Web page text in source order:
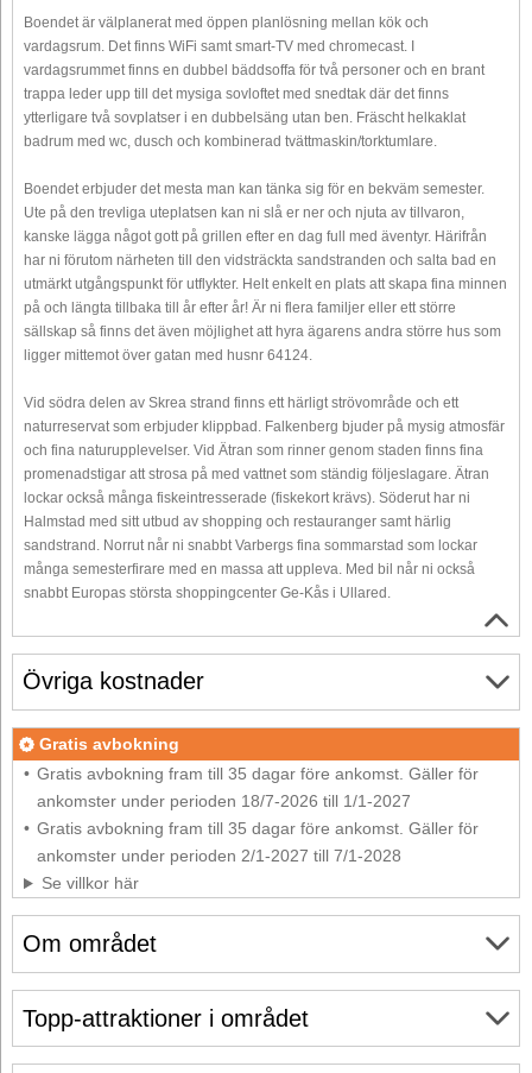
Boendet är välplanerat med öppen planlösning mellan kök och
vardagsrum. Det finns WiFi samt smart-TV med chromecast. I
vardagsrummet finns en dubbel bäddsoffa för två personer och en brant
trappa leder upp till det mysiga sovloftet med snedtak där det finns
ytterligare två sovplatser i en dubbelsäng utan ben. Fräscht helkaklat
badrum med wc, dusch och kombinerad tvättmaskin/torktumlare.
Boendet erbjuder det mesta man kan tänka sig för en bekväm semester.
Ute på den trevliga uteplatsen kan ni slå er ner och njuta av tillvaron,
kanske lägga något gott på grillen efter en dag full med äventyr. Härifrån
har ni förutom närheten till den vidsträckta sandstranden och salta bad en
utmärkt utgångspunkt för utflykter. Helt enkelt en plats att skapa fina minnen
på och längta tillbaka till år efter år! Är ni flera familjer eller ett större
sällskap så finns det även möjlighet att hyra ägarens andra större hus som
ligger mittemot över gatan med husnr 64124.
Vid södra delen av Skrea strand finns ett härligt strövområde och ett
naturreservat som erbjuder klippbad. Falkenberg bjuder på mysig atmosfär
och fina naturupplevelser. Vid Ätran som rinner genom staden finns fina
promenadstigar att strosa på med vattnet som ständig följeslagare. Ätran
lockar också många fiskeintresserade (fiskekort krävs). Söderut har ni
Halmstad med sitt utbud av shopping och restauranger samt härlig
sandstrand. Norrut når ni snabbt Varbergs fina sommarstad som lockar
många semesterfirare med en massa att uppleva. Med bil når ni också
snabbt Europas största shoppingcenter Ge-Kås i Ullared.
Om området
Övriga kostnader
Gratis avbokning
Gratis avbokning fram till 35 dagar före ankomst. Gäller för
ankomster under perioden 18/7-2026 till 1/1-2027
Gratis avbokning fram till 35 dagar före ankomst. Gäller för
ankomster under perioden 2/1-2027 till 7/1-2028
Se villkor här
Topp-attraktioner i området